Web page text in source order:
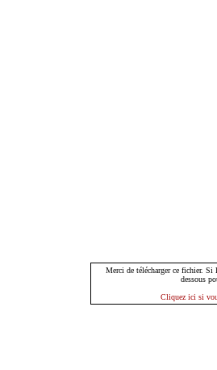
Merci de télécharger ce fichier. Si
dessous
Cliquez ici si